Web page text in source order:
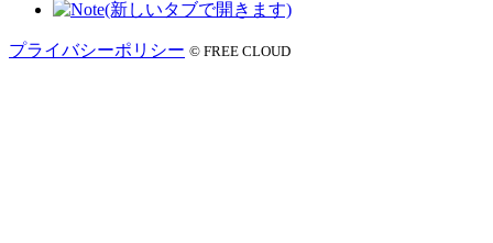
プライバシーポリシー © FREE CLOUD